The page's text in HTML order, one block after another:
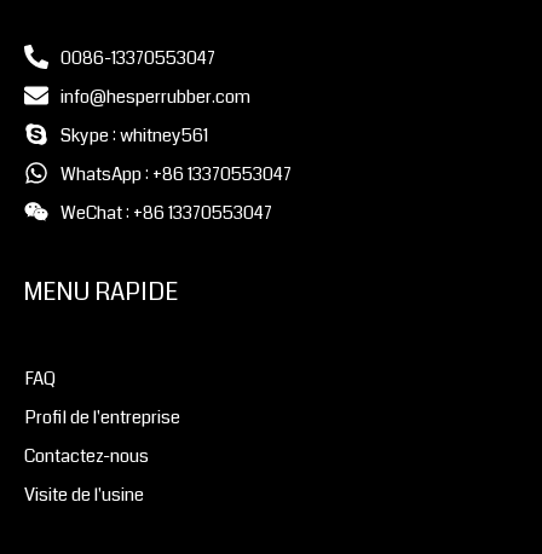
0086-13370553047
info@hesperrubber.com
Skype : whitney561
WhatsApp : +86 13370553047
WeChat : +86 13370553047
MENU RAPIDE
FAQ
Profil de l'entreprise
Contactez-nous
Visite de l'usine